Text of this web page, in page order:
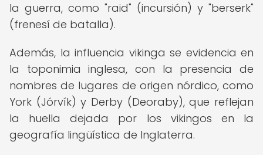
la guerra, como "raid" (incursión) y "berserk"
(frenesí de batalla).
Además, la influencia vikinga se evidencia en
la toponimia inglesa, con la presencia de
nombres de lugares de origen nórdico, como
York (Jórvík) y Derby (Deoraby), que reflejan
la huella dejada por los vikingos en la
geografía lingüística de Inglaterra.